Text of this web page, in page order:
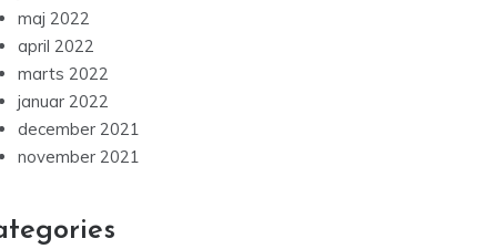
maj 2022
april 2022
marts 2022
januar 2022
december 2021
november 2021